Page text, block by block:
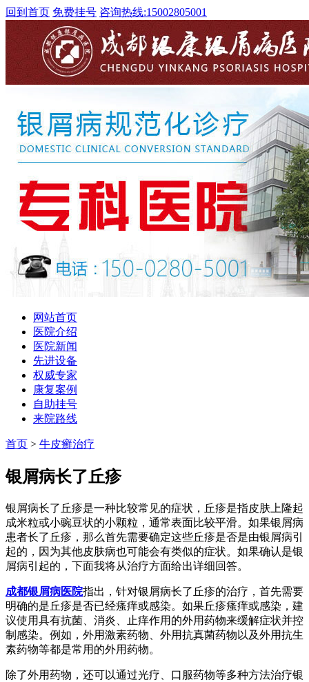
回到首页 免费挂号 咨询热线:15002805001
网站首页
医院介绍
医院新闻
先进设备
权威专家
康复案例
自助挂号
来院路线
首页 > 牛皮癣治疗
银屑病长了丘疹
银屑病长了丘疹是一种比较常见的症状，丘疹是指皮肤上隆起
成米粒或小豌豆状的小颗粒，通常表面比较平滑。如果银屑病
患者长了丘疹，那么首先需要确定这些丘疹是否是由银屑病引
起的，因为其他皮肤病也可能会有类似的症状。如果确认是银
屑病引起的，下面我将从治疗方面给出详细回答。
成都银屑病医院指出，针对银屑病长了丘疹的治疗，首先需要
明确的是丘疹是否已经瘙痒或感染。如果丘疹瘙痒或感染，建
议使用具有抗菌、消炎、止痒作用的外用药物来缓解症状并控
制感染。例如，外用激素药物、外用抗真菌药物以及外用抗生
素药物等都是常用的外用药物。
除了外用药物，还可以通过光疗、口服药物等多种方法治疗银